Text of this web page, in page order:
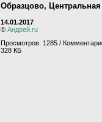
Образцово,
14.01.2017
© Андрей.ru
Просмотров: 1285 /
328 КБ